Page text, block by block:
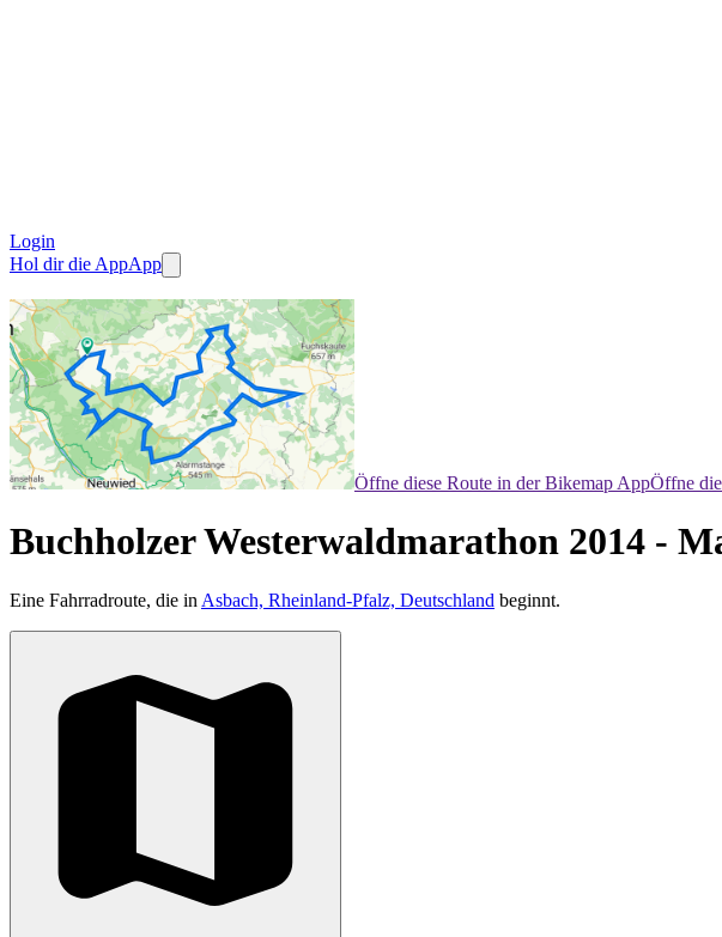
Login
Hol dir die AppApp
Öffne diese Route in der Bikemap AppÖffne
Buchholzer Westerwaldmarathon 2014 -
Eine Fahrradroute, die in Asbach, Rheinland-Pfalz, Deutschland beginnt.